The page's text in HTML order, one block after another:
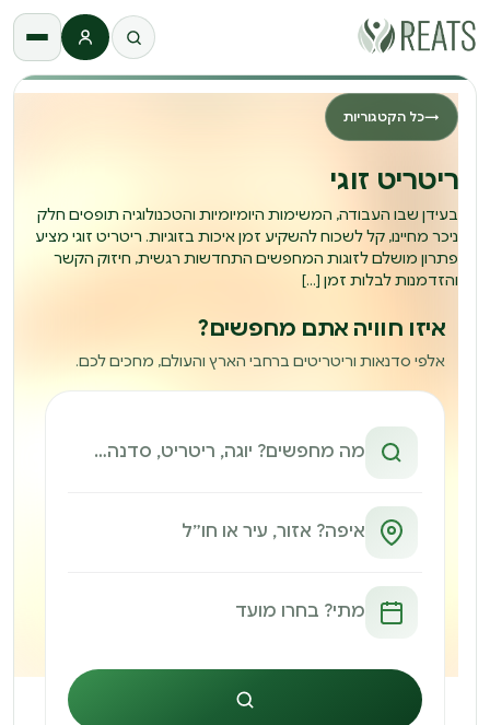
התחברות
→כל הקטגוריות
ריטריט זוגי
בעידן שבו העבודה, המשימות היומיומיות והטכנולוגיה תופסים חלק
ניכר מחיינו, קל לשכוח להשקיע זמן איכות בזוגיות. ריטריט זוגי מציע
פתרון מושלם לזוגות המחפשים התחדשות רגשית, חיזוק הקשר
והזדמנות לבלות זמן […]
איזו חוויה אתם מחפשים?
אלפי סדנאות וריטריטים ברחבי הארץ והעולם, מחכים לכם.
חיפוש